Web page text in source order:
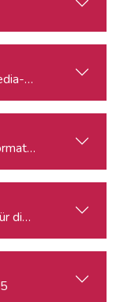
Recherchen
Journalismus
die